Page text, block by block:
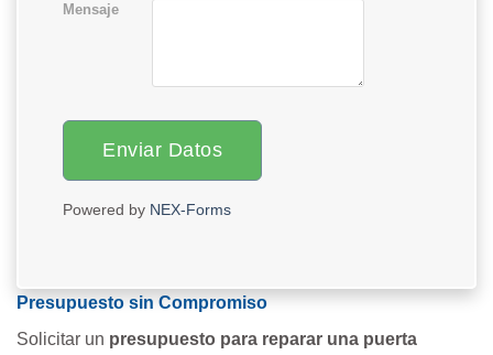
Mensaje
Enviar Datos
Powered by NEX-Forms
Presupuesto sin Compromiso
Solicitar un presupuesto para reparar una puerta